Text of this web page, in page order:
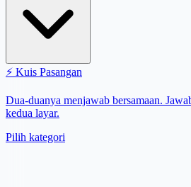
⚡ Kuis Pasangan
Dua-duanya menjawab bersamaan.
kedua layar.
Pilih kategori